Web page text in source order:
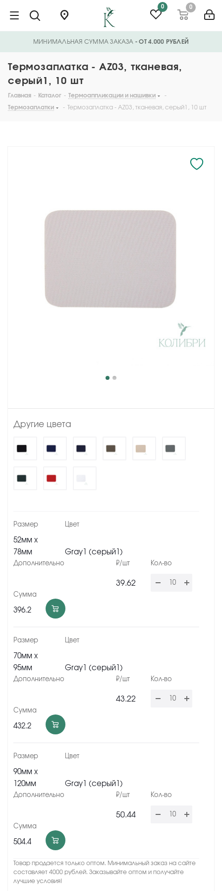
0 0
МИНИМАЛЬНАЯ СУММА ЗАКАЗА - ОТ 4.000 РУБЛЕЙ
Термозаплатка - AZ03, тканевая,
серый1, 10 шт
Главная - Каталог - Термоаппликации и нашивки
-
Термозаплатки
- Термозаплатка - AZ03, тканевая, серый1, 10 шт
Другие цвета
52мм x
78мм
Gray1 (серый1)
39.62
396.2
70мм х
95мм
Gray1 (серый1)
43.22
432.2
90мм x
120мм
Gray1 (серый1)
50.44
504.4
Товар продается только оптом. Минимальный заказ на сайте
составляет 4000 рублей. Заказывайте оптом и получайте
лучшие условия!